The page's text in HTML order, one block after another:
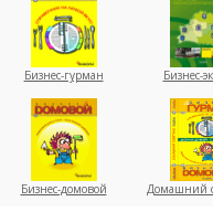
Бизнес-гурман Бизнес-
Бизнес-домовой Домашний